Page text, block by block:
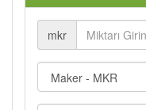
mkr